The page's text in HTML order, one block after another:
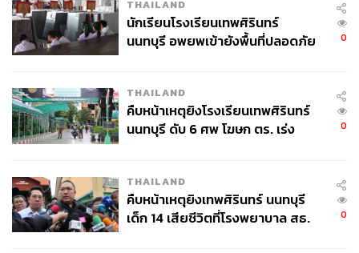
THAILAND
นักเรียนโรงเรียนเทพศิรินทร์
นนทบุรี อพยพเข้ายังพื้นที่ปลอดภัย
0
THAILAND
คืบหน้าเหตุยิงโรงเรียนเทพศิรินทร์
นนทบุรี ดับ 6 ศพ โฆษก ตร. เร่ง
0
THAILAND
คืบหน้าเหตุยิงเทพศิรินทร์ นนทบุรี
เด็ก 14 เสียชีวิตที่โรงพยาบาล สธ.
0